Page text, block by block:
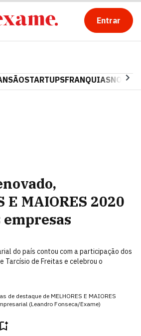
Entrar
STARTUPSFRANQUIAS
E MAIORES 2020
do país contou com a participação dos
Tarcísio de Freitas e celebrou o
de destaque de MELHORES E MAIORES
(Leandro Fonseca/Exame)